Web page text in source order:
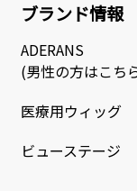
ブランド情報
ADERANS
(男性の方はこち
医療用ウィッグ
ビューステージ